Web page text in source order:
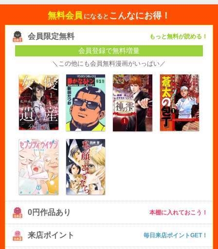
無料会員 になると こんなにお得！
会員限定無料 もっと無料が読める！
会員登録で無料増量
＼この他にも会員無料漫画がいっぱい／
0円作品あり 本棚に入れておこう！
来店ポイント 毎日来店ポイントGET！